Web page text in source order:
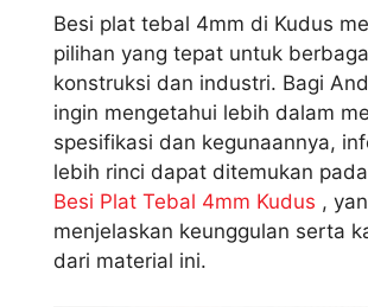
Besi plat tebal 4mm di Kudus
pilihan yang tepat untuk
konstruksi dan industri. Bagi
ingin mengetahui lebih dalam
spesifikasi dan kegunaannya,
lebih rinci dapat ditemukan
Besi Plat Tebal 4mm Kudus ,
menjelaskan keunggulan serta
dari material ini.